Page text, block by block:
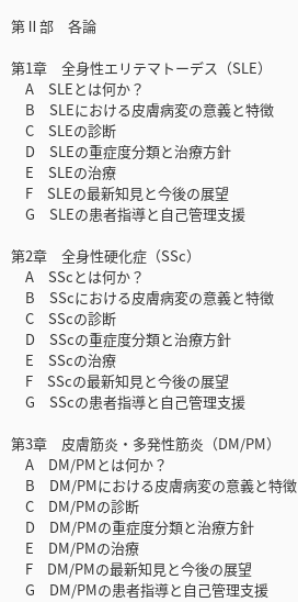
第Ⅱ部 各論
第1章 全身性エリテマトーデス（SLE）
A SLEとは何か？
B SLEにおける皮膚病変の意義と特徴
C SLEの診断
D SLEの重症度分類と治療方針
E SLEの治療
F SLEの最新知見と今後の展望
G SLEの患者指導と自己管理支援
第2章 全身性硬化症（SSc）
A SScとは何か？
B SScにおける皮膚病変の意義と特徴
C SScの診断
D SScの重症度分類と治療方針
E SScの治療
F SScの最新知見と今後の展望
G SScの患者指導と自己管理支援
第3章 皮膚筋炎・多発性筋炎（DM/PM）
A DM/PMとは何か？
B DM/PMにおける皮膚病変の意義と特徴
C DM/PMの診断
D DM/PMの重症度分類と治療方針
E DM/PMの治療
F DM/PMの最新知見と今後の展望
G DM/PMの患者指導と自己管理支援